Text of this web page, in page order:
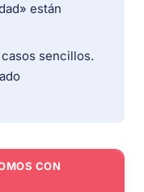
están
sencillos.
CON